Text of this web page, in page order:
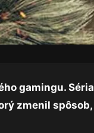
gamingu. Séria
zmenil spôsob,